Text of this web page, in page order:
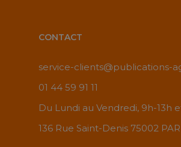
CONTACT
service-clients@publications-
01 44 59 91 11
Du Lundi au Vendredi, 9h-13h
136 Rue Saint-Denis 75002